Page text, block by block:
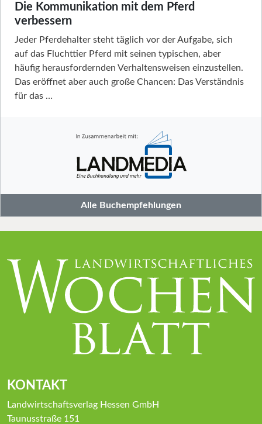
Die Kommunikation mit dem Pferd
verbessern
Jeder Pferdehalter steht täglich vor der Aufgabe, sich
auf das Fluchttier Pferd mit seinen typischen, aber
häufig herausfordernden Verhaltensweisen einzustellen.
Das eröffnet aber auch große Chancen: Das Verständnis
für das …
Alle Buchempfehlungen
KONTAKT
Landwirtschaftsverlag Hessen GmbH
Taunusstraße 151